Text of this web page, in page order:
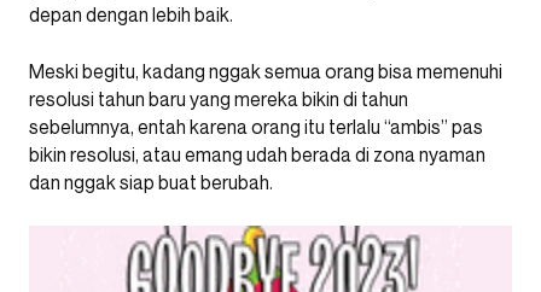
depan dengan lebih baik.
Meski begitu, kadang nggak semua orang bisa memenuhi
resolusi tahun baru yang mereka bikin di tahun
sebelumnya, entah karena orang itu terlalu “ambis” pas
bikin resolusi, atau emang udah berada di zona nyaman
dan nggak siap buat berubah.